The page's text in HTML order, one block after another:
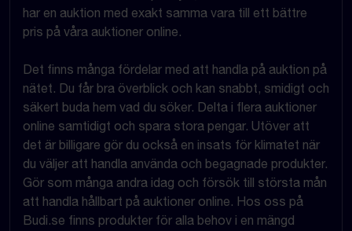
har en auktion med exakt samma vara till ett bättre
pris på våra auktioner online.
Det finns många fördelar med att handla på auktion på
nätet. Du får bra överblick och kan snabbt, smidigt och
säkert buda hem vad du söker. Delta i flera auktioner
online samtidigt och spara stora pengar. Utöver att
det är billigare gör du också en insats för klimatet när
du väljer att handla använda och begagnade produkter.
Gör som många andra idag och försök till största mån
att handla hållbart på auktioner online. Hos oss på
Budi.se finns produkter för alla behov i en mängd